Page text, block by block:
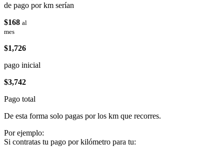
de pago por km serían
$168 al
mes
$1,726
pago inicial
$3,742
Pago total
De esta forma solo pagas por los km que recorres.
Por ejemplo:
Si contratas tu pago por kilómetro para tu: